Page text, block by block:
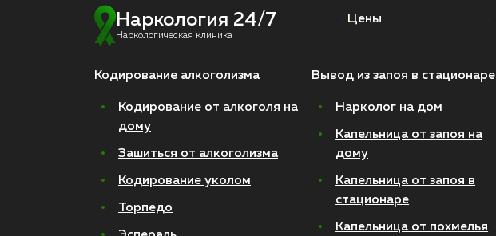
Наркология 24/7
Наркологическая клиника
Цены
Кодирование алкоголизма
Кодирование от алкоголя на
дому
Зашиться от алкоголизма
Кодирование уколом
Торпедо
Вывод из запоя в стационаре
Нарколог на дом
Капельница от запоя на
дому
Капельница от запоя в
стационаре
Капельница от похмелья